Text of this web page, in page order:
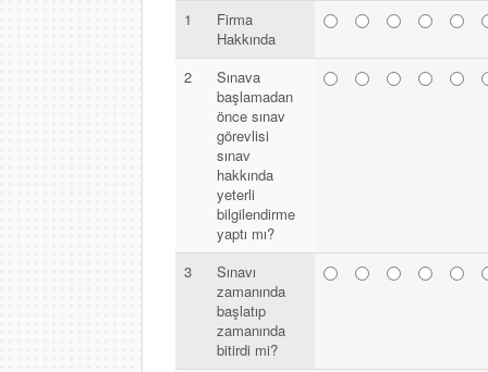
1
Firma
Hakkında
2
Sınava
başlamadan
önce sınav
görevlisi
sınav
hakkında
yeterli
bilgilendirme
yaptı mı?
3
Sınavı
zamanında
başlatıp
zamanında
bitirdi mi?